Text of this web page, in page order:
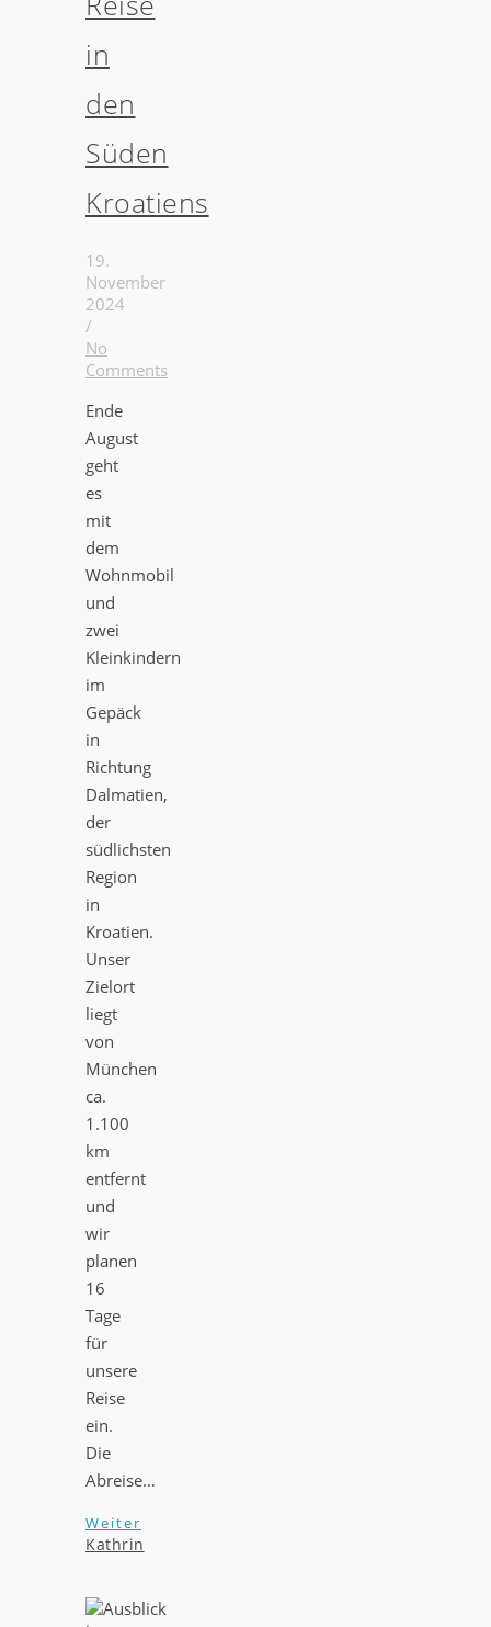
in
den
Süden
Kroatiens
19.
November
2024
/
No
Comments
Ende
August
geht
es
mit
dem
Wohnmobil
und
zwei
Kleinkindern
im
Gepäck
in
Richtung
Dalmatien,
der
südlichsten
Region
in
Kroatien.
Unser
Zielort
liegt
von
München
ca.
1.100
km
entfernt
und
wir
planen
16
Tage
für
unsere
Reise
ein.
Die
Abreise…
Weiter
Kathrin